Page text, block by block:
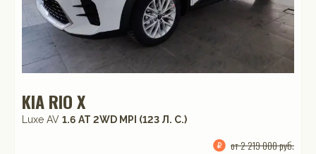
KIA RIO X
Luxe AV 1.6 АТ 2WD MPI (123 Л. C.)
от 2 219 000 руб.